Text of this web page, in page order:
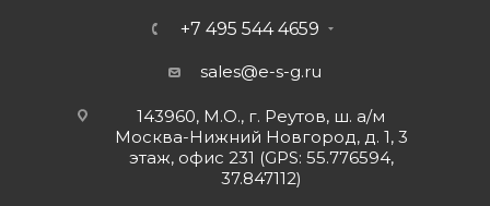
+7 495 544 4659
sales@e-s-g.ru
143960, М.О., г. Реутов, ш. а/м
Москва-Нижний Новгород, д. 1, 3
этаж, офис 231 (GPS: 55.776594,
37.847112)